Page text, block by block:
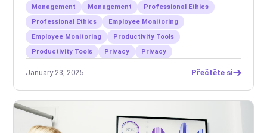
Management Management
Professional Ethics
Professional Ethics
Employee Monitoring
Employee Monitoring
Productivity Tools
Productivity Tools
Privacy Privacy
January 23, 2025 Přečtěte si